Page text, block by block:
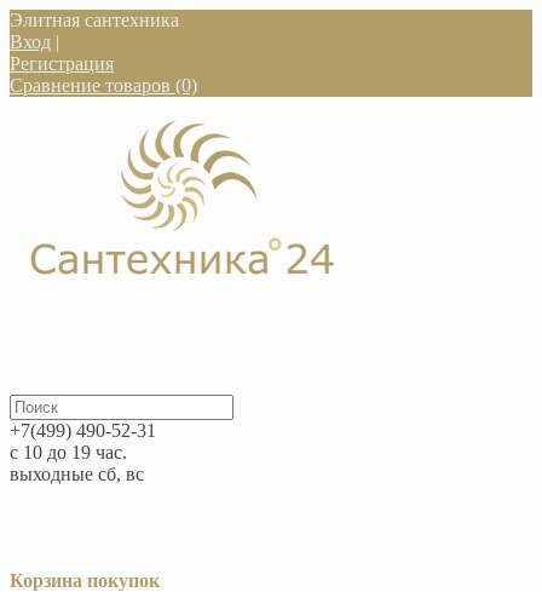
Элитная сантехника
Вход |
Регистрация
Сравнение товаров (0)
+7(499) 490-52-31
с 10 до 19 час.
выходные сб, вс
Корзина покупок